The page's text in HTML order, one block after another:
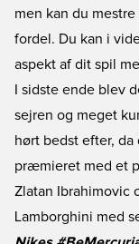
men kan du
fordel. Du kan i
aspekt af dit spil
I sidste ende blev
sejren og meget
hørt bedst efter,
præmieret med et
Zlatan Ibrahimovic
Lamborghini med